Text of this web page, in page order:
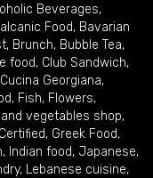
Beverages,
Food, Bavarian
, Brunch, Bubble Tea,
food, Club Sandwich,
Cucina Georgiana,
, Fish, Flowers,
vegetables shop,
, Greek Food,
, Indian food, Japanese,
, Lebanese cuisine,